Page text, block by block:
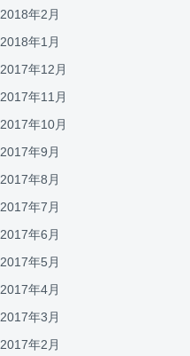
2018年2月
2018年1月
2017年12月
2017年11月
2017年10月
2017年9月
2017年8月
2017年7月
2017年6月
2017年5月
2017年4月
2017年3月
2017年2月